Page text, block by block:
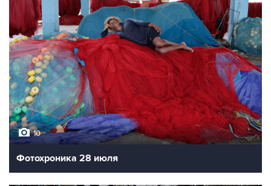
10
Фотохроника 28 июля